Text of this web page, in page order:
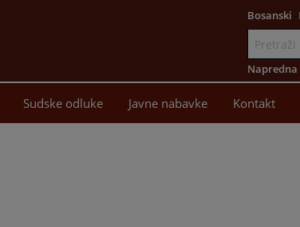
Bosanski
Sudske odluke Javne nabavke Kontakt